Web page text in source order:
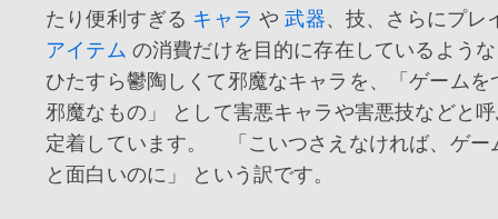
たり便利すぎる キャラ や武器、技、さらにプレ
アイテム の消費だけを目的に存在しているよう
ひたすら鬱陶しくて邪魔なキャラを、「ゲームを
邪魔なもの」 として害悪キャラや害悪技などと
定着しています。 「こいつさえなければ、ゲー
と面白いのに」 という訳です。